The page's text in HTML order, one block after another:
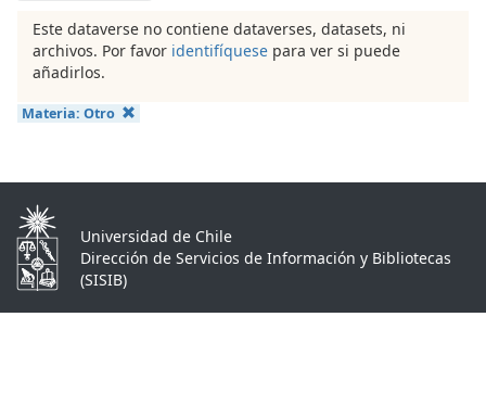
Este dataverse no contiene dataverses, datasets, ni
archivos. Por favor identifíquese para ver si puede
añadirlos.
Materia: Otro
Universidad de Chile
Dirección de Servicios de Información y Bibliotecas
(SISIB)